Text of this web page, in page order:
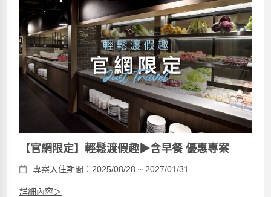
【官網限定】輕鬆渡假趣▶含早餐 優惠專案
專案入住期間：2025/08/28 ~ 2027/01/31
詳細內容＞